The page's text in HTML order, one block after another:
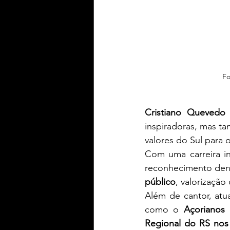
Cristiano
inspiradoras, mas
valores do Sul para
Com uma carreira
reconhecimento
público,
Além de cantor,
como o Açorianos
Regional do RS